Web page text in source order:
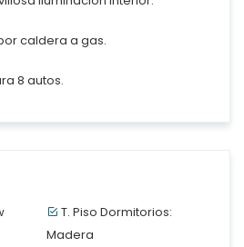
caldera a gas.
8 autos.
T. Piso Dormitorios:
Madera